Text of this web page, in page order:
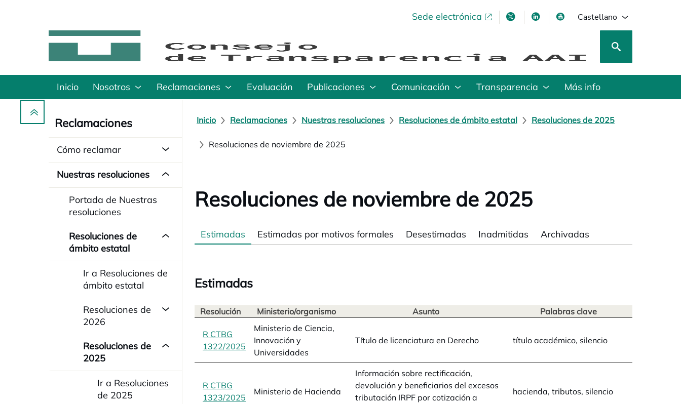
Sede electrónicase abre en una pestaña nueva
se abre en una pestaña nueva
se abre en una pestaña nueva
se abre en una pestaña
Castellano
Inicio Nosotros Reclamaciones Evaluación Publicaciones Comunicación Transparencia Más info
Reclamaciones
Cómo reclamar
Nuestras resoluciones
Portada de Nuestras
resoluciones
Resoluciones de
ámbito estatal
Ir a Resoluciones de
ámbito estatal
Resoluciones de
2026
Resoluciones de
2025
Ir a Resoluciones
de 2025
Inicio Reclamaciones Nuestras resoluciones Resoluciones de ámbito estatal Resoluciones de 2025
Resoluciones de noviembre de 2025
Resoluciones de noviembre de 2025
Estimadas Estimadas por motivos formales Desestimadas Inadmitidas Archivadas
Estimadas
Resolución Ministerio/organismo Asunto Palabras clave
R CTBG
1322/2025 se abre en una pestaña nueva
Ministerio de Ciencia,
Innovación y
Universidades
Título de licenciatura en Derecho título académico, silencio
R CTBG
1323/2025 se abre en una pestaña nueva
Ministerio de Hacienda
Información sobre rectificación,
devolución y beneficiarios del excesos
tributación IRPF por cotización a
hacienda, tributos, silencio